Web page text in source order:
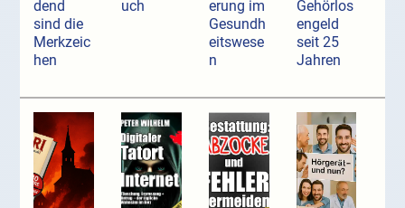
dend
sind die
Merkzeic
hen
uch
erung im
Gesundh
eitswese
n
Gehörlos
engeld
seit 25
Jahren